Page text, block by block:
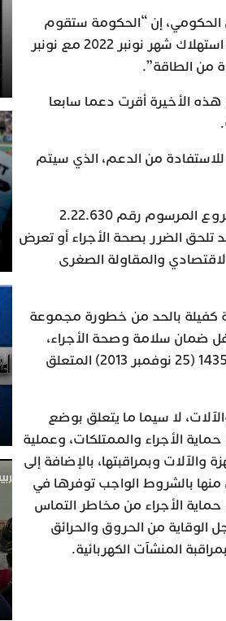
الحكومي، إن “الحكومة ستقوم
بمقارنة استهلاك الشهرين المقبلين، فمثلا ستتم مقارنة استهلاك شهر نونبر 2022 مع نونبر
الأخيرة أقرت دعما سابعا
من الدعم، الذي سيتم
يذكر أن الحكومة صادقت أيضا، خلال اجتماعها، على مشروع المرسوم رقم 2.22.630
تلحق الضرر بصحة الأجراء أو تعرض
والمقاولة الصغرى
كفيلة بالحد من خطورة مجموعة
ضمان سلامة وصحة الأجراء،
ونسخ المرسوم رقم 2.12.236 الصادر في 21 من محرم 1435 (25 نوفمبر 2013) المتعلق
لا سيما ما يتعلق بوضع
الأجراء والممتلكات، وعملية
والآلات وبمراقبتها، بالإضافة إلى
منها بالشروط الواجب توفرها في
حماية الأجراء من مخاطر التماس
الوقاية من الحروق والحرائق
المنشآت الكهربائية.